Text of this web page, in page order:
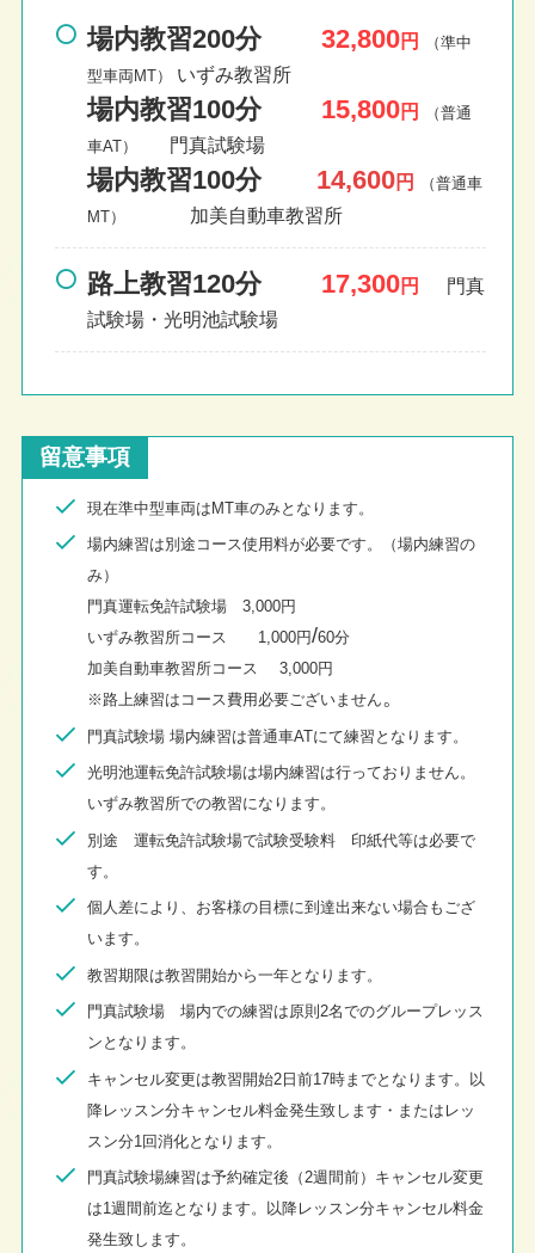
場内教習200分 32,800円
（準中
型車両MT） いずみ教習所
場内教習100分 15,800円
（普通
車AT）
門真試験場
場内教習100分 14,600円
（普通車
MT）
加美自動車教習所
路上教習120分 17,300円
門真
試験場・光明池試験場
留意事項
現在準中型車両はMT車のみとなります。
場内練習は別途コース使用料が必要です。（場内練習の
み）
門真運転免許試験場 3,000円
いずみ教習所コース 1,000円/60分
加美自動車教習所コース
3,000円
※路上練習はコース費用必要ございません。
門真試験場 場内練習は普通車ATにて練習となります。
光明池運転免許試験場は場内練習は行っておりません。
いずみ教習所での教習になります。
別途 運転免許試験場で試験受験料 印紙代等は必要で
す。
個人差により、お客様の目標に到達出来ない場合もござ
います。
教習期限は教習開始から一年となります。
門真試験場 場内での練習は原則2名でのグループレッス
ンとなります。
キャンセル変更は教習開始2日前17時までとなります。以
降レッスン分キャンセル料金発生致します・またはレッ
スン分1回消化となります。
門真試験場練習は予約確定後（2週間前）キャンセル変更
は1週間前迄となります。以降レッスン分キャンセル料金
発生致します。